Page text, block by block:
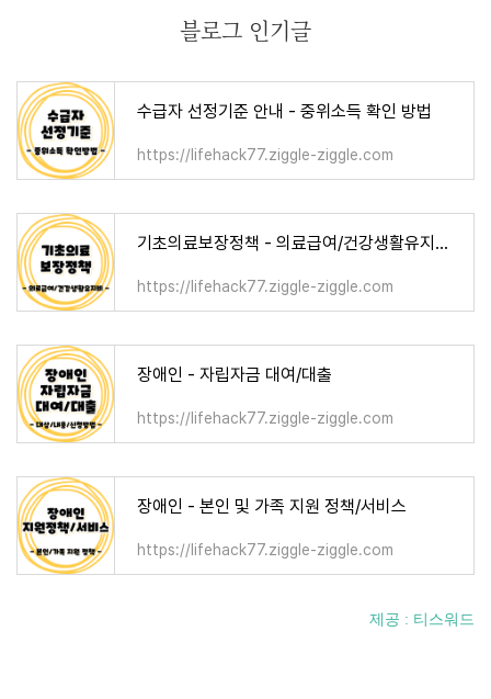
블로그 인기글
수급자 선정기준 안내 - 중위소득 확인 방법
https://lifehack77.ziggle-ziggle.com
기초의료보장정책 - 의료급여/건강생활유지비/요양비/임신출산진료비
https://lifehack77.ziggle-ziggle.com
장애인 - 자립자금 대여/대출
https://lifehack77.ziggle-ziggle.com
장애인 - 본인 및 가족 지원 정책/서비스
https://lifehack77.ziggle-ziggle.com
제공 : 티스워드